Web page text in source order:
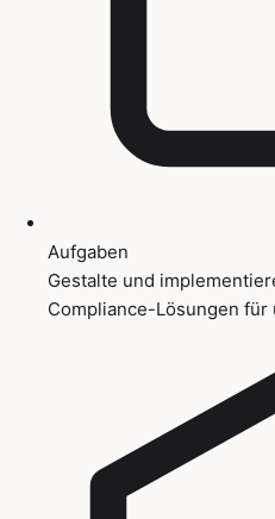
Aufgaben
Gestalte und
Compliance-Lösungen für